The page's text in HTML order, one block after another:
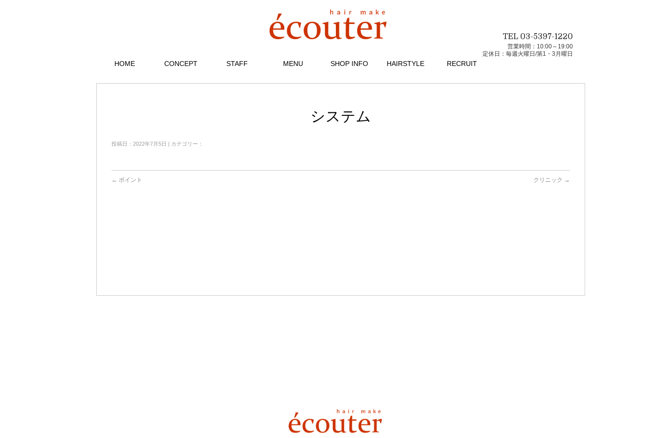
HOME CONCEPT STAFF MENU SHOP INFO HAIRSTYLE RECRUIT
TEL 03-5397-1220
営業時間：10:00～19:00
定休日：毎週火曜日/第1・3月曜日
システム
投稿日：2022年7月5日 | カテゴリー：
← ポイント クリニック →